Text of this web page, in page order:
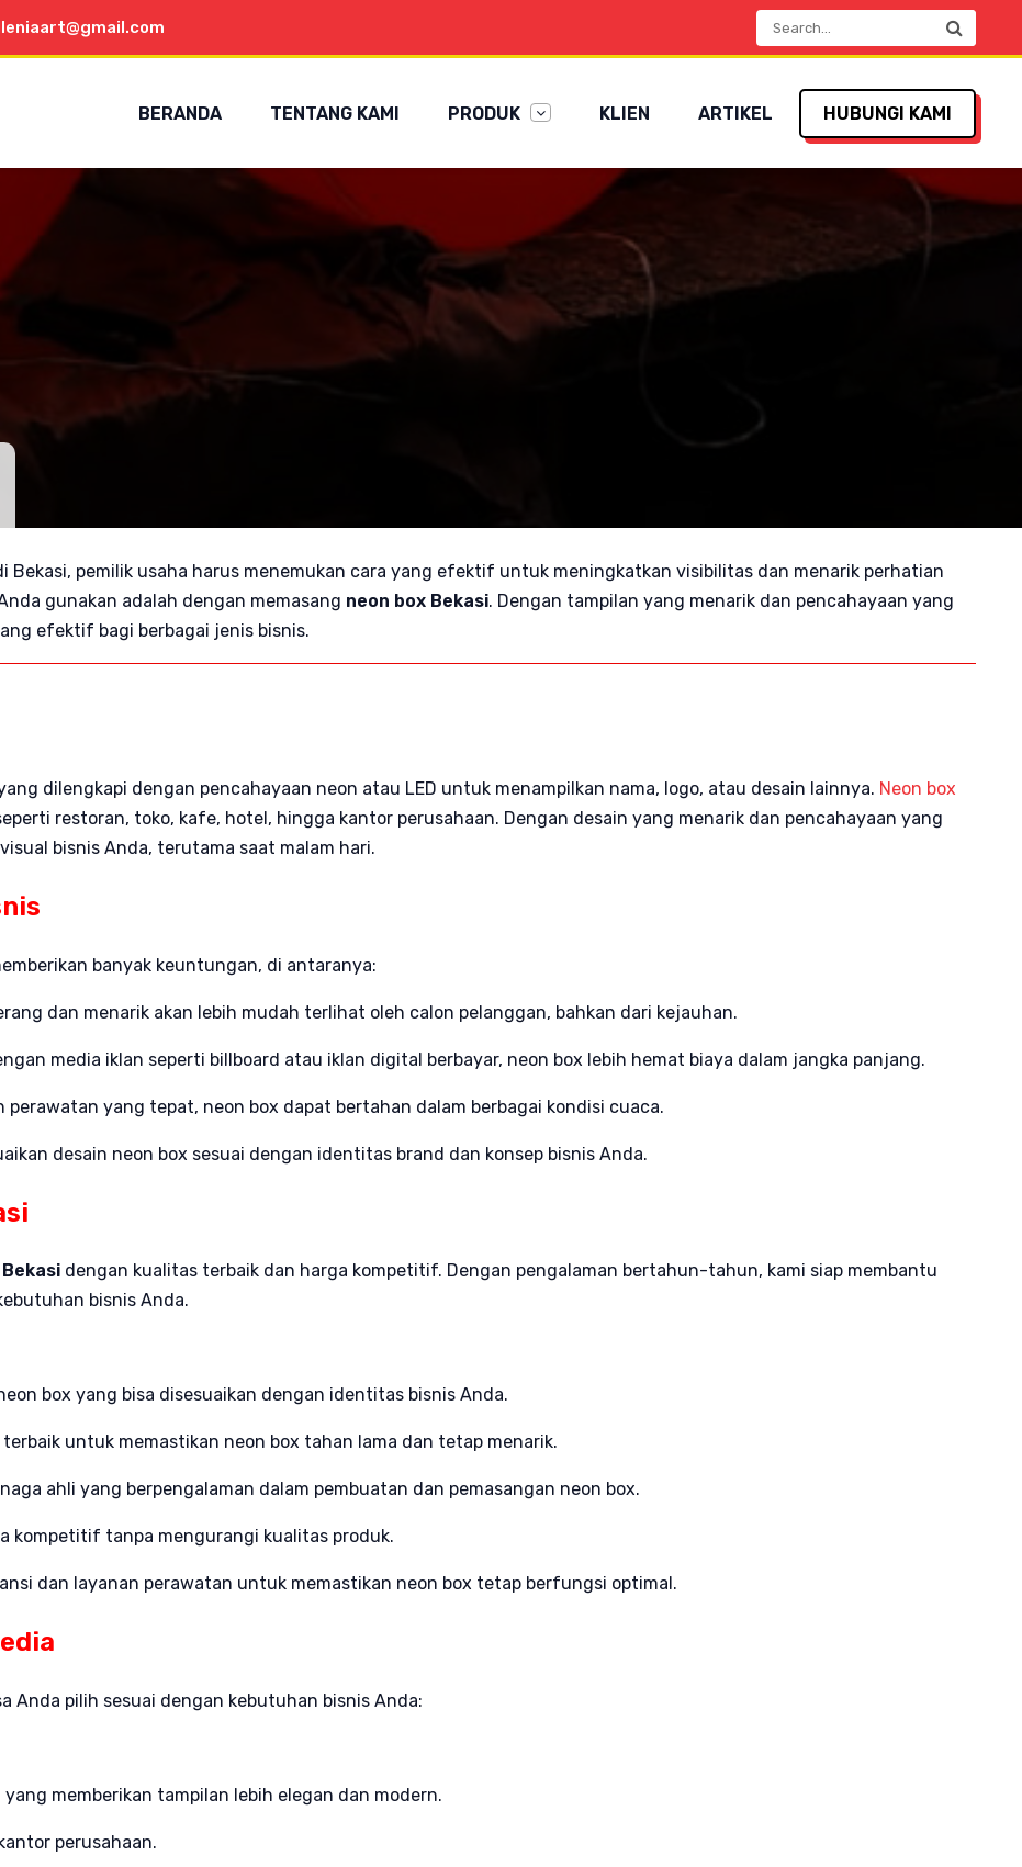
BERANDA TENTANG KAMI PRODUK KLIEN ARTIKEL HUBUNGI KAMI
Bekasi, pemilik usaha harus menemukan cara yang efektif untuk meningkatkan visibilitas dan menarik perhatian
gunakan adalah dengan memasang neon box Bekasi. Dengan tampilan yang menarik dan pencahayaan yang
efektif bagi berbagai jenis bisnis.
dilengkapi dengan pencahayaan neon atau LED untuk menampilkan nama, logo, atau desain lainnya. Neon box
restoran, toko, kafe, hotel, hingga kantor perusahaan. Dengan desain yang menarik dan pencahayaan yang
bisnis Anda, terutama saat malam hari.
banyak keuntungan, di antaranya:
dan menarik akan lebih mudah terlihat oleh calon pelanggan, bahkan dari kejauhan.
media iklan seperti billboard atau iklan digital berbayar, neon box lebih hemat biaya dalam jangka panjang.
perawatan yang tepat, neon box dapat bertahan dalam berbagai kondisi cuaca.
desain neon box sesuai dengan identitas brand dan konsep bisnis Anda.
dengan kualitas terbaik dan harga kompetitif. Dengan pengalaman bertahun-tahun, kami siap membantu
bisnis Anda.
box yang bisa disesuaikan dengan identitas bisnis Anda.
untuk memastikan neon box tahan lama dan tetap menarik.
ahli yang berpengalaman dalam pembuatan dan pemasangan neon box.
kompetitif tanpa mengurangi kualitas produk.
dan layanan perawatan untuk memastikan neon box tetap berfungsi optimal.
Anda pilih sesuai dengan kebutuhan bisnis Anda:
memberikan tampilan lebih elegan dan modern.
perusahaan.